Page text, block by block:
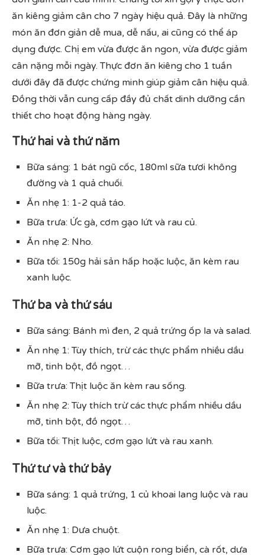
ăn kiêng giảm cân cho 7 ngày hiệu quả. Đây là những
món ăn đơn giản dễ mua, dễ nấu, ai cũng có thể áp
dụng được. Chị em vừa được ăn ngon, vừa được giảm
cân nặng mỗi ngày. Thực đơn ăn kiêng cho 1 tuần
dưới đây đã được chứng minh giúp giảm cân hiệu quả.
Đồng thời vẫn cung cấp đầy đủ chất dinh dưỡng cần
thiết cho hoạt động hàng ngày.
Thứ hai và thứ năm
Bữa sáng: 1 bát ngũ cốc, 180ml sữa tươi không
đường và 1 quả chuối.
Ăn nhẹ 1: 1-2 quả táo.
Bữa trưa: Ức gà, cơm gạo lứt và rau củ.
Ăn nhẹ 2: Nho.
Bữa tối: 150g hải sản hấp hoặc luộc, ăn kèm rau
xanh luộc.
Thứ ba và thứ sáu
Bữa sáng: Bánh mì đen, 2 quả trứng ốp la và salad.
Ăn nhẹ 1: Tùy thích, trừ các thực phẩm nhiều dầu
mỡ, tinh bột, đồ ngọt…
Bữa trưa: Thịt luộc ăn kèm rau sống.
Ăn nhẹ 2: Tùy thích trừ các thực phẩm nhiều dầu
mỡ, tinh bột, đồ ngọt…
Bữa tối: Thịt luộc, cơm gạo lứt và rau xanh.
Thứ tư và thứ bảy
Bữa sáng: 1 quả trứng, 1 củ khoai lang luộc và rau
luộc.
Ăn nhẹ 1: Dưa chuột.
Bữa trưa: Cơm gạo lứt cuộn rong biển, cà rốt, dưa